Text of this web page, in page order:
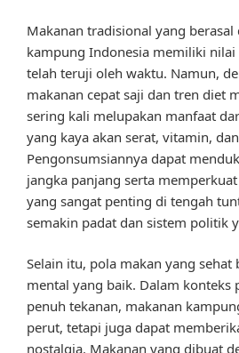
Makanan tradisional yang berasal
kampung Indonesia memiliki
telah teruji oleh waktu. Namun,
makanan cepat saji dan tren diet
sering kali melupakan manfaat
yang kaya akan serat, vitamin,
Pengonsumsiannya dapat
jangka panjang serta
yang sangat penting di tengah
semakin padat dan sistem politik
Selain itu, pola makan yang
mental yang baik. Dalam konteks
penuh tekanan, makanan
perut, tetapi juga dapat
nostalgia. Makanan yang dibuat